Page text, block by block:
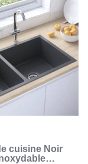
cuisine Noir